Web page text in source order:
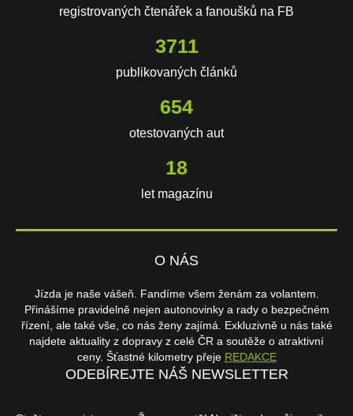
registrovaných čtenářek a fanoušků na FB
3711
publikovaných článků
654
otestovaných aut
18
let magazínu
O NÁS
Jízda je naše vášeň. Fandíme všem ženám za volantem.
Přinášíme pravidelně nejen autonovinky a rady o bezpečném
řízení, ale také vše, co nás ženy zajímá. Exkluzivně u nás také
najdete aktuality z dopravy z celé ČR a soutěže o atraktivní
ceny. Šťastné kilometry přeje REDAKCE
ODEBÍREJTE NÁŠ NEWSLETTER